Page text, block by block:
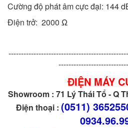
Cường độ phát âm cực đại: 144
Điện trở: 2000 Ω
ĐIỆN MÁY
Showroom : 71 Lý Thái Tổ - Q
Điện thoại : (0511)